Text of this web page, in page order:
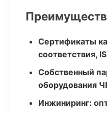
Сертификаты
соответствия,
Собственный
оборудования
Инжиниринг: